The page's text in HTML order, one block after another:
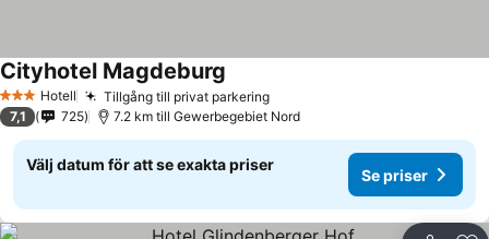
3 StjärnorHotell Tillgång till privat parkering
Cityhotel Magdeburg
7,1 725 7.2 km till Gewerbegebiet Nord
Välj datum för att se exakta priser
Se priser